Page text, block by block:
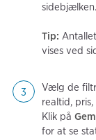
sidebjælken.
Tip:
vises ved
Vælg de
realtid,
Klik på Gem
for at se